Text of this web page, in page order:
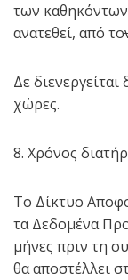
των
ανατεθεί, από το
Δε
χώρες.
8. Χρόνος
Το Δίκτυο
τα Δεδομένα
μήνες πριν τη
θα αποστέλλει